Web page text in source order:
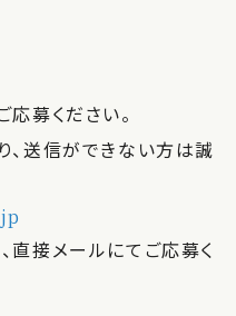
応募ください。
送信ができない方は誠
直接メールにてご応募く